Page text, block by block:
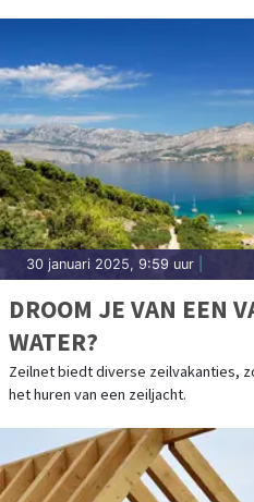
30 januari 2025, 9:59 uur
DROOM JE VAN EEN
WATER?
Zeilnet biedt diverse zeilvakanties,
het huren van een zeiljacht.